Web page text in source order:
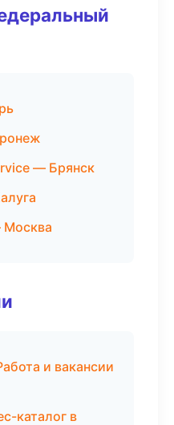
— Брянск
Москва
и вакансии
каталог в